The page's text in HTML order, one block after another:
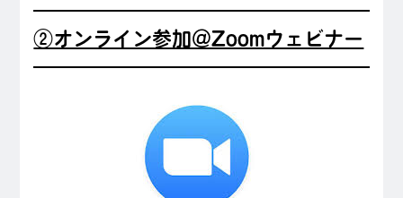
②オンライン参加＠Zoomウェビナー